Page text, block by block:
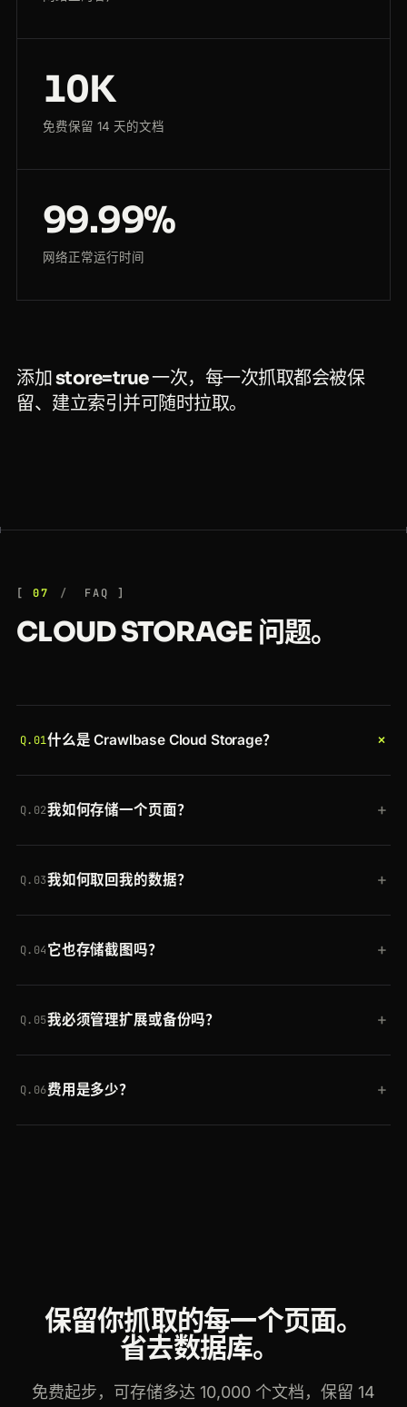
10K
免费保留 14 天的文档
99.99%
网络正常运行时间
添加 store=true一次，每一次抓取都会被保
留、建立索引并可随时拉取。
07 FAQ
CLOUD STORAGE 问题。
Q.01什么是 Crawlbase Cloud Storage？ +
一次抓取添加store=true
，渲染后的 HTML、JSON
Q.02我如何存储一个页面？ +
Cloud Storage 用作 Crawler 的 webhook 目标。响
Q.03我如何取回我的数据？ +
的页面中运行全文搜索，或从存储仪表板浏览和下
Q.04它也存储截图吗？ +
JSON 和整页截图，全部可按同一个 RID 取回。
Q.05我必须管理扩展或备份吗？ +
清理，因此你可以不再维护 S3 存储桶或自己的数据
Q.06费用是多少？ +
保留你抓取的每一个页面。
省去数据库。
免费起步，可存储多达 10,000 个文档，保留 14